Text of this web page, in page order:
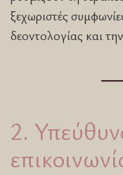
ξεχωριστές
δεοντολογίας και
2.